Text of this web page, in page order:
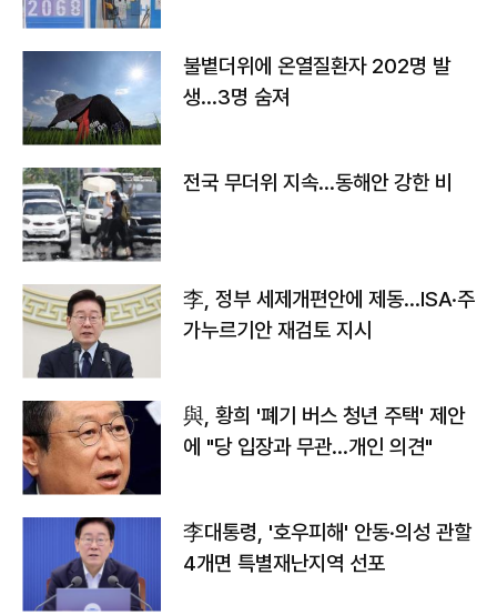
불볕더위에 온열질환자 202명 발
생…3명 숨져
전국 무더위 지속…동해안 강한 비
李, 정부 세제개편안에 제동…ISA·주
가누르기안 재검토 지시
與, 황희 '폐기 버스 청년 주택' 제안
에 "당 입장과 무관…개인 의견"
李대통령, '호우피해' 안동·의성 관할
4개면 특별재난지역 선포